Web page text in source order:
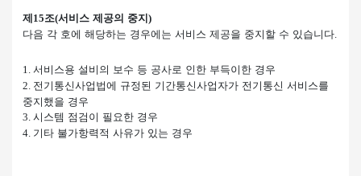
제 15조(서비스 제공의 중지 )
다음 각 호에 해당하는 경우에는 서비스 제공을 중지할 수 있습니다.
1. 서비스용 설비의 보수 등 공사로 인한 부득이한 경우
2. 전기통신사업법에 규정된 기간통신사업자가 전기통신 서비스를
중지했을 경우
3. 시스템 점검이 필요한 경우
4. 기타 불가항력적 사유가 있는 경우